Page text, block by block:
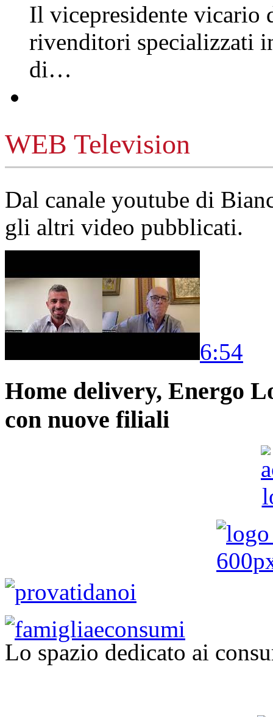
Il vicepresidente vicario
rivenditori specializzati
di…
WEB Television
Dal canale youtube di
gli altri video pubblicati.
6:54
Home delivery, Energo
con nuove filiali
Lo spazio dedicato ai